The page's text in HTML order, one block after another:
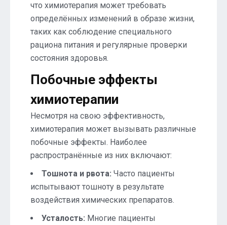
что химиотерапия может требовать
определённых изменений в образе жизни,
таких как соблюдение специального
рациона питания и регулярные проверки
состояния здоровья.
Побочные эффекты
химиотерапии
Несмотря на свою эффективность,
химиотерапия может вызывать различные
побочные эффекты. Наиболее
распространённые из них включают:
Тошнота и рвота: Часто пациенты
испытывают тошноту в результате
воздействия химических препаратов.
Усталость: Многие пациенты